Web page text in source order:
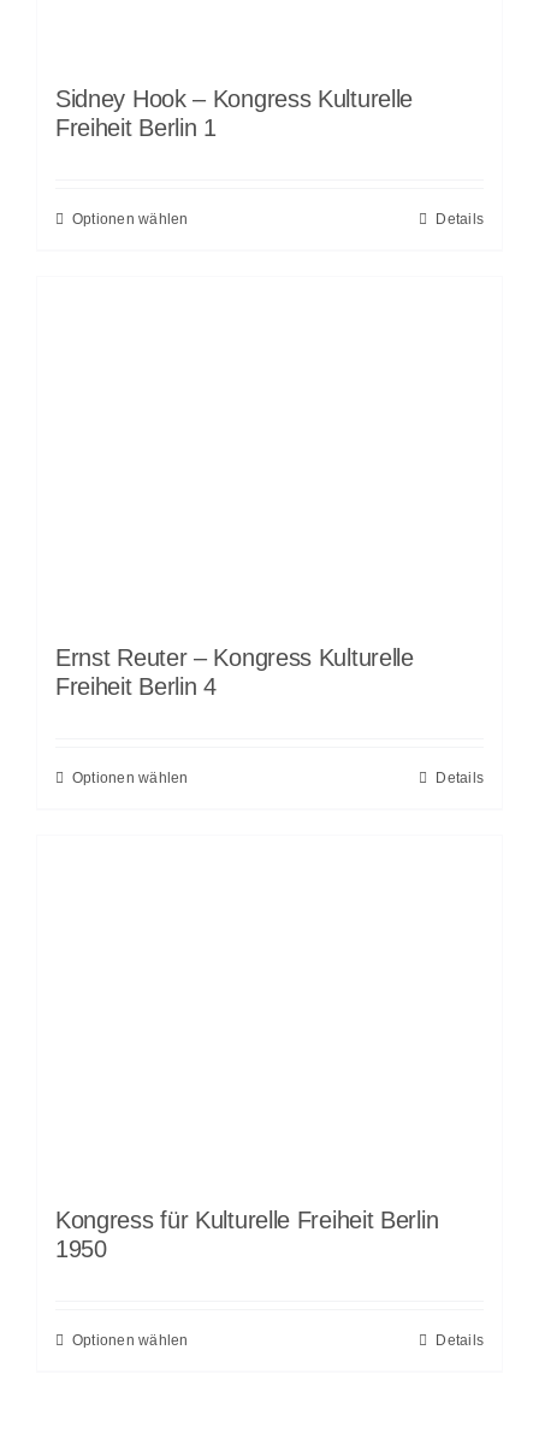
Sidney Hook – Kongress Kulturelle
Freiheit Berlin 1
Optionen wählen Details
Ernst Reuter – Kongress Kulturelle
Freiheit Berlin 4
Optionen wählen Details
Kongress für Kulturelle Freiheit Berlin
1950
Optionen wählen Details